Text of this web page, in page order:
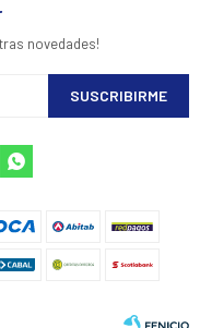
novedades!
SUSCRIBIRME
